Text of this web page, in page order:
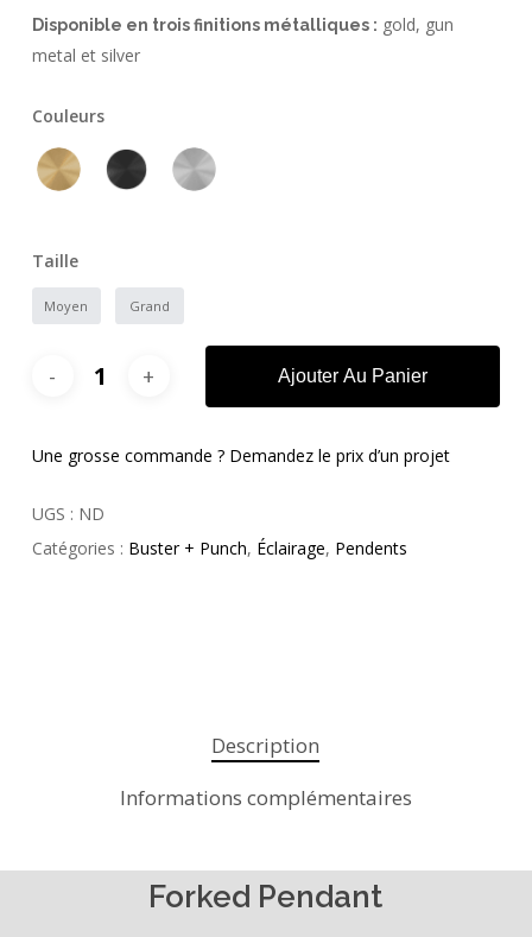
Disponible en trois finitions métalliques : gold, gun
metal et silver
Couleurs
Taille
Moyen Grand
Ajouter Au Panier
Une grosse commande ? Demandez le prix d’un projet
UGS : ND
Catégories : Buster + Punch, Éclairage, Pendents
Description
Informations complémentaires
Forked Pendant